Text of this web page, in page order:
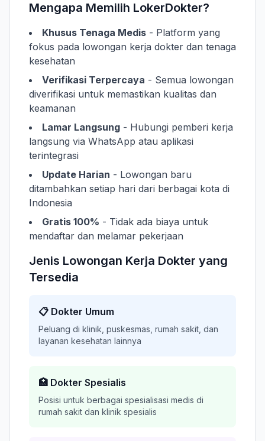
Mengapa Memilih LokerDokter?
Khusus Tenaga Medis - Platform yang
fokus pada lowongan kerja dokter dan tenaga
kesehatan
Verifikasi Terpercaya - Semua lowongan
diverifikasi untuk memastikan kualitas dan
keamanan
Lamar Langsung - Hubungi pemberi kerja
langsung via WhatsApp atau aplikasi
terintegrasi
Update Harian - Lowongan baru
ditambahkan setiap hari dari berbagai kota di
Indonesia
Gratis 100% - Tidak ada biaya untuk
mendaftar dan melamar pekerjaan
Jenis Lowongan Kerja Dokter yang
Tersedia
📋 Dokter Umum
Peluang di klinik, puskesmas, rumah sakit, dan
layanan kesehatan lainnya
🏥 Dokter Spesialis
Posisi untuk berbagai spesialisasi medis di
rumah sakit dan klinik spesialis